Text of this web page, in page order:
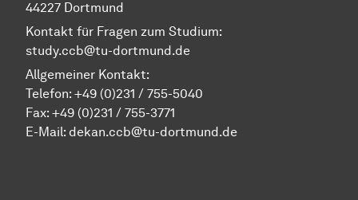
44227 Dortmund
Kontakt für Fragen zum Studium:
study.ccb@tu-dortmund.de
Allgemeiner Kontakt:
Telefon: +49 (0)231 / 755-5040
Fax: +49 (0)231 / 755-3771
E-Mail: dekan.ccb@tu-dortmund.de